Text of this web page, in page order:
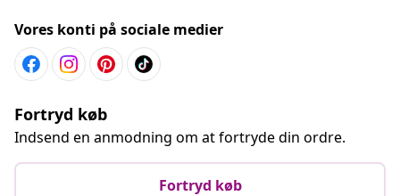
Vores konti på sociale medier
Fortryd køb
Indsend en anmodning om at fortryde din ordre.
Fortryd køb